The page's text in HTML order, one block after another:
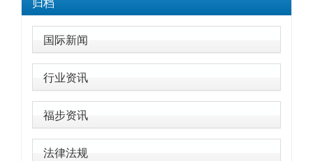
国际新闻
行业资讯
福步资讯
法律法规